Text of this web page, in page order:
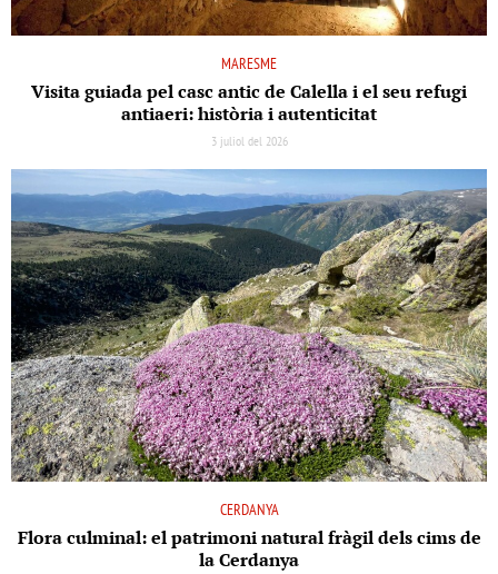
MARESME
Visita guiada pel casc antic de Calella i el seu refugi
antiaeri: història i autenticitat
3 juliol del 2026
CERDANYA
Flora culminal: el patrimoni natural fràgil dels cims de
la Cerdanya